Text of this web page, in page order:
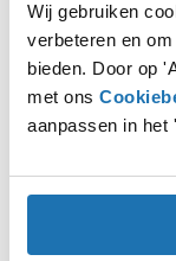
Wij gebruiken
verbeteren en
bieden. Door op
met ons
aanpassen in het
Application error:
loading